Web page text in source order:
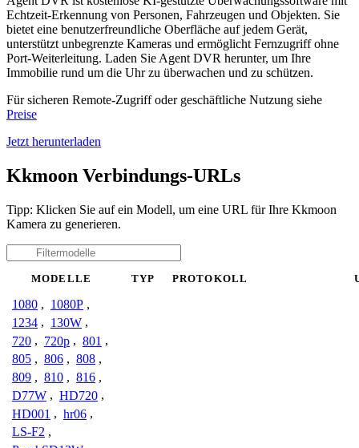
Echtzeit-Erkennung von Personen, Fahrzeugen und Objekten. Sie
bietet eine benutzerfreundliche Oberfläche auf jedem Gerät,
unterstützt unbegrenzte Kameras und ermöglicht Fernzugriff ohne
Port-Weiterleitung. Laden Sie Agent DVR herunter, um Ihre
Immobilie rund um die Uhr zu überwachen und zu schützen.
Für sicheren Remote-Zugriff oder geschäftliche Nutzung siehe
Preise
Jetzt herunterladen
Kkmoon Verbindungs-URLs
Tipp: Klicken Sie auf ein Modell, um eine URL für Ihre Kkmoon
Kamera zu generieren.
MODELLE TYP PROTOKOLL
1080 , 1080P ,
1234 , 130W ,
720 , 720p , 801 ,
805 , 806 , 808 ,
809 , 810 , 816 ,
D77W , HD720 ,
HD001 , hr06 ,
LS-F2 ,